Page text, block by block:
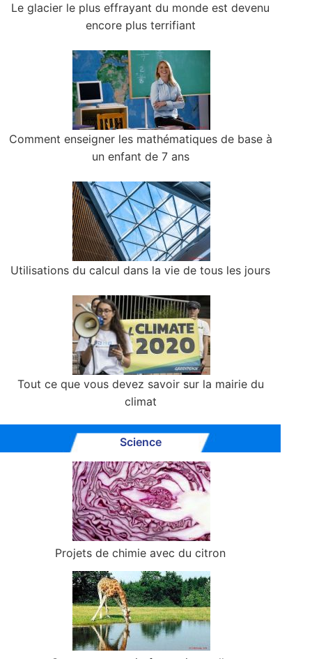
Le glacier le plus effrayant du monde est devenu
encore plus terrifiant
Comment enseigner les mathématiques de base à
un enfant de 7 ans
Utilisations du calcul dans la vie de tous les jours
Tout ce que vous devez savoir sur la mairie du
climat
Science
Projets de chimie avec du citron